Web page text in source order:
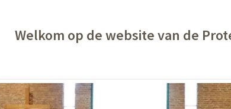
Welkom op de website van de